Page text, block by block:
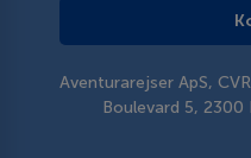
Aventurarejser ApS,
Boulevard 5, 2300